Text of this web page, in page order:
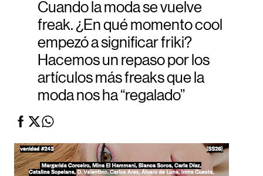
Cuando la moda se vuelve
freak. ¿En qué momento cool
empezó a significar friki?
Hacemos un repaso por los
artículos más freaks que la
moda nos ha “regalado”